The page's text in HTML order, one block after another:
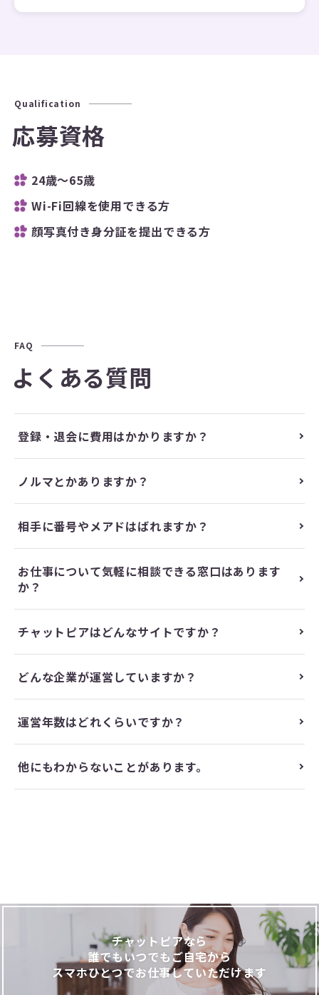
Qualification
応募資格
24歳～65歳
Wi-Fi回線を使用できる方
顔写真付き身分証を提出できる方
FAQ
よくある質問
登録・退会に費用はかかりますか？
ノルマとかありますか？
相手に番号やメアドはばれますか？
お仕事について気軽に相談できる窓口はあります
か？
チャットピアはどんなサイトですか？
どんな企業が運営していますか？
運営年数はどれくらいですか？
他にもわからないことがあります。
チャットピアなら
誰でもいつでもご自宅から
スマホひとつでお仕事していただけます